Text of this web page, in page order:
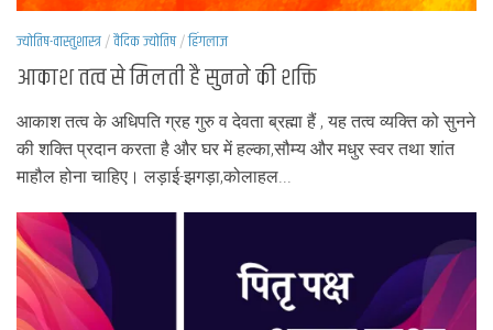
ज्योतिष-वास्तुशास्त्र/वैदिक ज्योतिष/हिंगलाज
आकाश तत्व से मिलती है सुनने की शक्ति
आकाश तत्व के अधिपति ग्रह गुरु व देवता ब्रह्मा हैं , यह तत्व व्यक्ति को सुनने
की शक्ति प्रदान करता है और घर में हल्का,सौम्य और मधुर स्वर तथा शांत
माहौल होना चाहिए। लड़ाई-झगड़ा,कोलाहल...